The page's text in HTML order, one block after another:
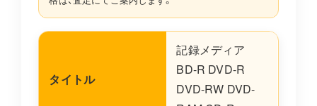
タイトル
記録メディア
BD-R DVD-R
DVD-RW DVD-